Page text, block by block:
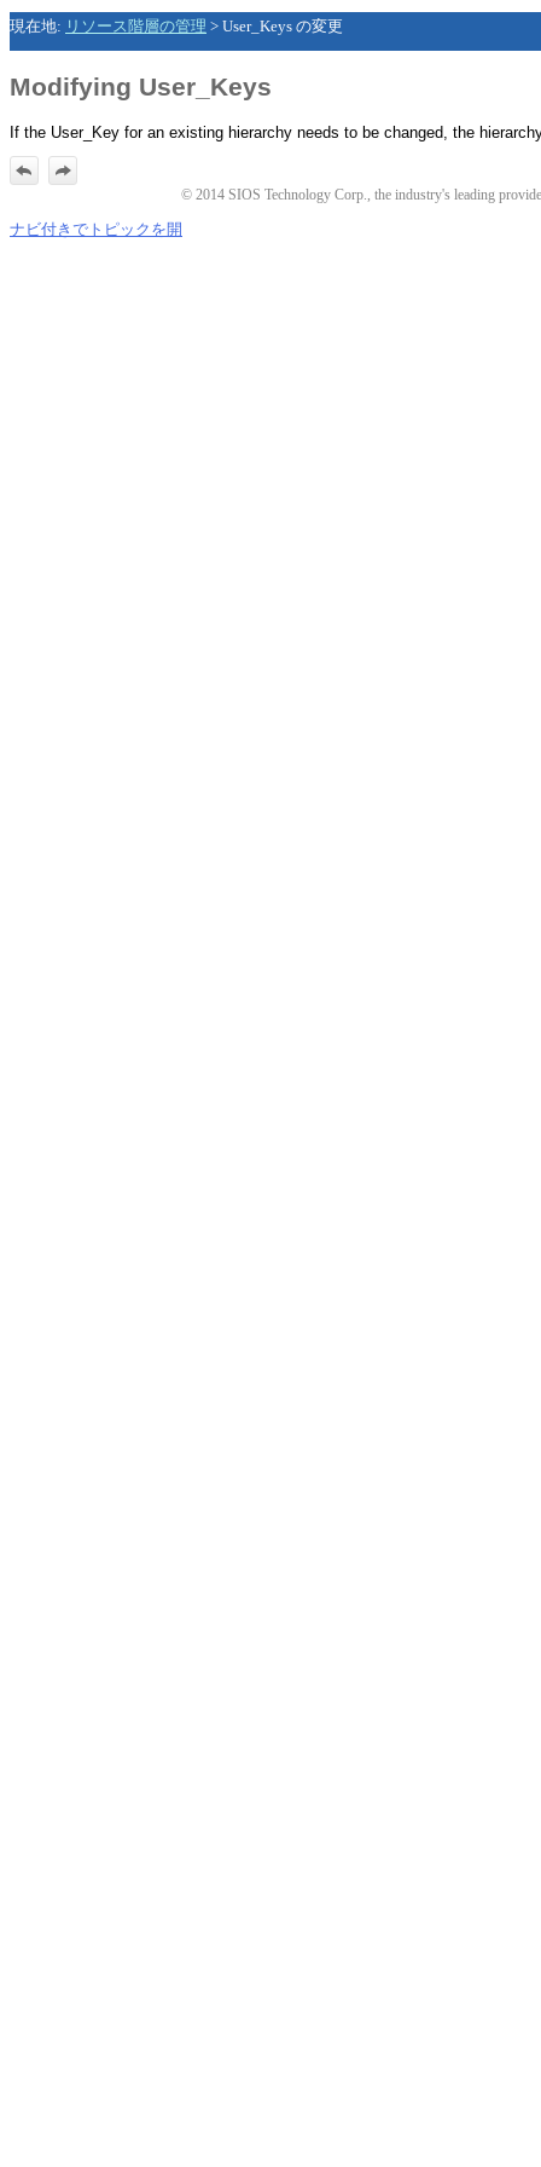
現在地: リソース階層の管理 > User_Keys の変更
Modifying User_Keys
If the User_Key for an existing hierarchy needs to be changed, the
© 2014 SIOS Technology Corp., the industry's leading
ナビ付きでトピックを開